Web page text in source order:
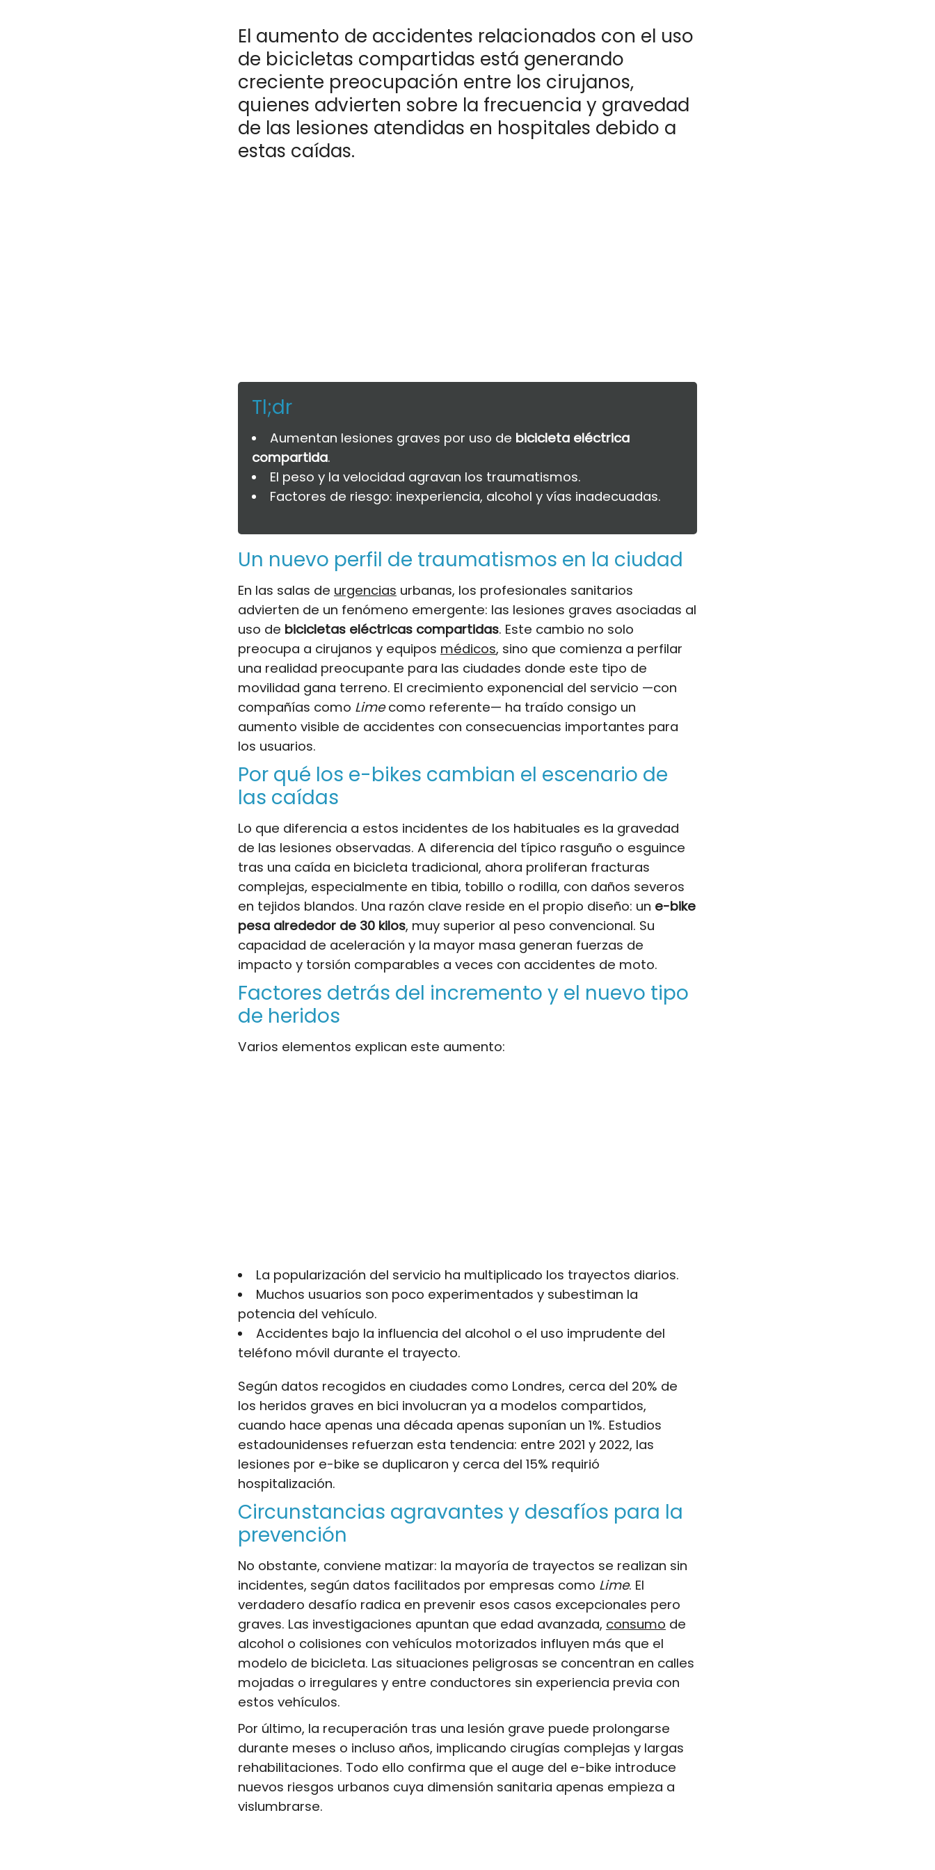
El aumento de accidentes relacionados con el uso
de bicicletas compartidas está generando
creciente preocupación entre los cirujanos,
quienes advierten sobre la frecuencia y gravedad
de las lesiones atendidas en hospitales debido a
estas caídas.
Tl;dr
Aumentan lesiones graves por uso de bicicleta eléctrica
compartida.
El peso y la velocidad agravan los traumatismos.
Factores de riesgo: inexperiencia, alcohol y vías inadecuadas.
Un nuevo perfil de traumatismos en la ciudad
En las salas de urgencias urbanas, los profesionales sanitarios
advierten de un fenómeno emergente: las lesiones graves asociadas al
uso de bicicletas eléctricas compartidas. Este cambio no solo
preocupa a cirujanos y equipos médicos, sino que comienza a perfilar
una realidad preocupante para las ciudades donde este tipo de
movilidad gana terreno. El crecimiento exponencial del servicio —con
compañías como Limecomo referente— ha traído consigo un
aumento visible de accidentes con consecuencias importantes para
los usuarios.
Por qué los e-bikes cambian el escenario de
las caídas
Lo que diferencia a estos incidentes de los habituales es la gravedad
de las lesiones observadas. A diferencia del típico rasguño o esguince
tras una caída en bicicleta tradicional, ahora proliferan fracturas
complejas, especialmente en tibia, tobillo o rodilla, con daños severos
en tejidos blandos. Una razón clave reside en el propio diseño: un e-bike
pesa alrededor de 30 kilos, muy superior al peso convencional. Su
capacidad de aceleración y la mayor masa generan fuerzas de
impacto y torsión comparables a veces con accidentes de moto.
Factores detrás del incremento y el nuevo tipo
de heridos
Varios elementos explican este aumento:
La popularización del servicio ha multiplicado los trayectos diarios.
Muchos usuarios son poco experimentados y subestiman la
potencia del vehículo.
Accidentes bajo la influencia del alcohol o el uso imprudente del
teléfono móvil durante el trayecto.
Según datos recogidos en ciudades como Londres, cerca del 20% de
los heridos graves en bici involucran ya a modelos compartidos,
cuando hace apenas una década apenas suponían un 1%. Estudios
estadounidenses refuerzan esta tendencia: entre 2021 y 2022, las
lesiones por e-bike se duplicaron y cerca del 15% requirió
hospitalización.
Circunstancias agravantes y desafíos para la
prevención
No obstante, conviene matizar: la mayoría de trayectos se realizan sin
incidentes, según datos facilitados por empresas como Lime. El
verdadero desafío radica en prevenir esos casos excepcionales pero
graves. Las investigaciones apuntan que edad avanzada, consumo de
alcohol o colisiones con vehículos motorizados influyen más que el
modelo de bicicleta. Las situaciones peligrosas se concentran en calles
mojadas o irregulares y entre conductores sin experiencia previa con
estos vehículos.
Por último, la recuperación tras una lesión grave puede prolongarse
durante meses o incluso años, implicando cirugías complejas y largas
rehabilitaciones. Todo ello confirma que el auge del e-bike introduce
nuevos riesgos urbanos cuya dimensión sanitaria apenas empieza a
vislumbrarse.